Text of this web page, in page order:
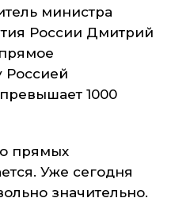
министра
России Дмитрий
Россией
1000
прямых
Уже сегодня
значительно.